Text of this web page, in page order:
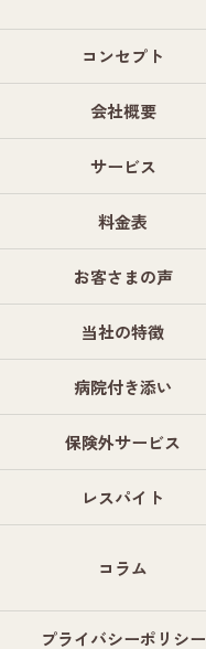
コンセプト
会社概要
サービス
料金表
お客さまの声
当社の特徴
病院付き添い
保険外サービス
レスパイト
コラム
プライバシーポリシー